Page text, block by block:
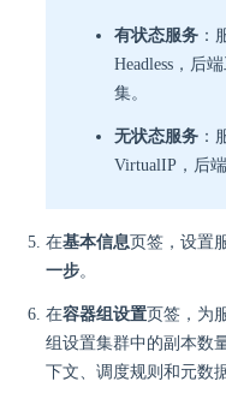
有状态服务 ：
Headless，后
集。
无状态服务 ：
VirtualIP，后
在基本信息页签，设置
一步。
在容器组设置页签，为
组设置集群中的副本数
下文、调度规则和元数